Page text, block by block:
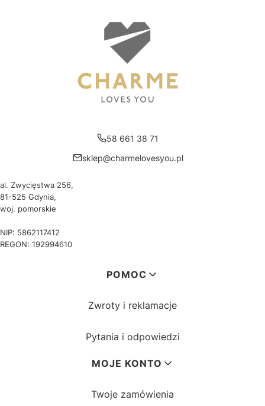
58 661 38 71
sklep@charmelovesyou.pl
al. Zwycięstwa 256,
81-525 Gdynia,
woj. pomorskie
NIP: 5862117412
REGON: 192994610
POMOC
Zwroty i reklamacje
Pytania i odpowiedzi
MOJE KONTO
Twoje zamówienia